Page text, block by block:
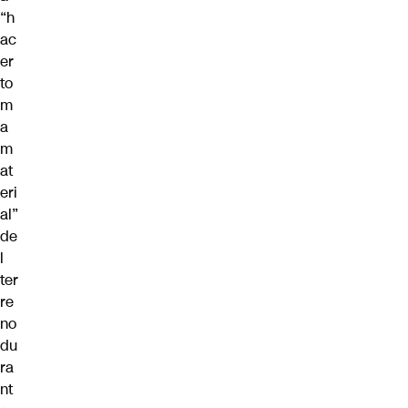
“h
ac
er
to
m
a
m
at
eri
al”
de
l
ter
re
no
du
ra
nt